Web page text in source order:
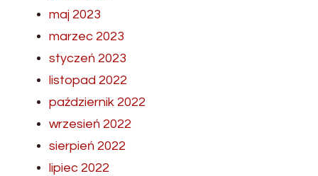
maj 2023
marzec 2023
styczeń 2023
listopad 2022
październik 2022
wrzesień 2022
sierpień 2022
lipiec 2022